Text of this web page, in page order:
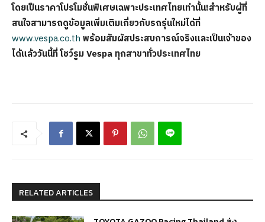
โดยเป็นราคาโปรโมชั่นพิเศษเฉพาะประเทศไทยเท่านั้น!สำหรับผู้ที่
สนใจสามารถดูข้อมูลเพิ่มเติมเกี่ยวกับรถรุ่นใหม่ได้ที่
www.vespa.co.th พร้อมสัมผัสประสบการณ์จริงและเป็นเจ้าของ
ได้แล้ววันนี้ที่ โชว์รูมVespa ทุกสาขาทั่วประเทศไทย
RELATED ARTICLES